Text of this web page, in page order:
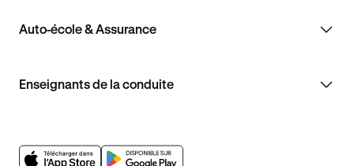
Auto-école & Assurance
Enseignants de la conduite